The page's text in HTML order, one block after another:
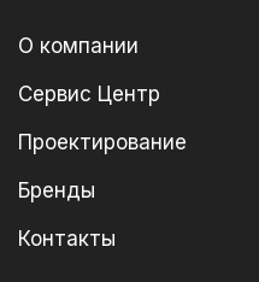
О компании
Сервис Центр
Проектирование
Бренды
Контакты